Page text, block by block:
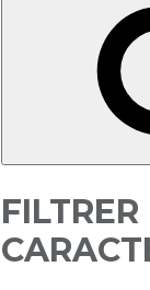
FILTRER